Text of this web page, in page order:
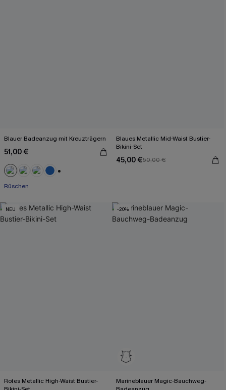
Blauer Badeanzug mit Kreuzträgern
51,00 €
Rüschen
Blaues Metallic Mid-Waist Bustier-
Bikini-Set
45,00 €50,00 €
NEU
Rotes Metallic High-Waist Bustier-
-20%
Marineblauer Magic-Bauchweg-